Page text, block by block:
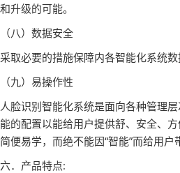
和升级的可能。
（八）数据安全
采取必要的措施保障内各智能化系统数
（九）易操作性
人脸识别智能化系统是面向各种管理
能的配置以能给用户提供舒、安全、
简便易学，而绝不能因“智能”而给用户
六．产品特点: